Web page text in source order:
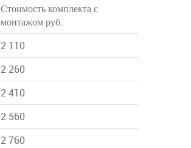
Стоимость комплекта с
монтажом руб.
2 110
2 260
2 410
2 560
2 760